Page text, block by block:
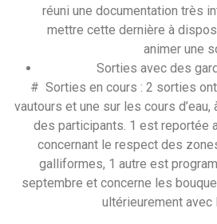
réuni une documentation très
mettre cette dernière à
animer une
Sorties avec des
# Sorties en cours : 2 sorties
vautours et une sur les cours
des participants. 1 est reportée
concernant le respect des
galliformes, 1 autre est
septembre et concerne les
ultérieurement avec